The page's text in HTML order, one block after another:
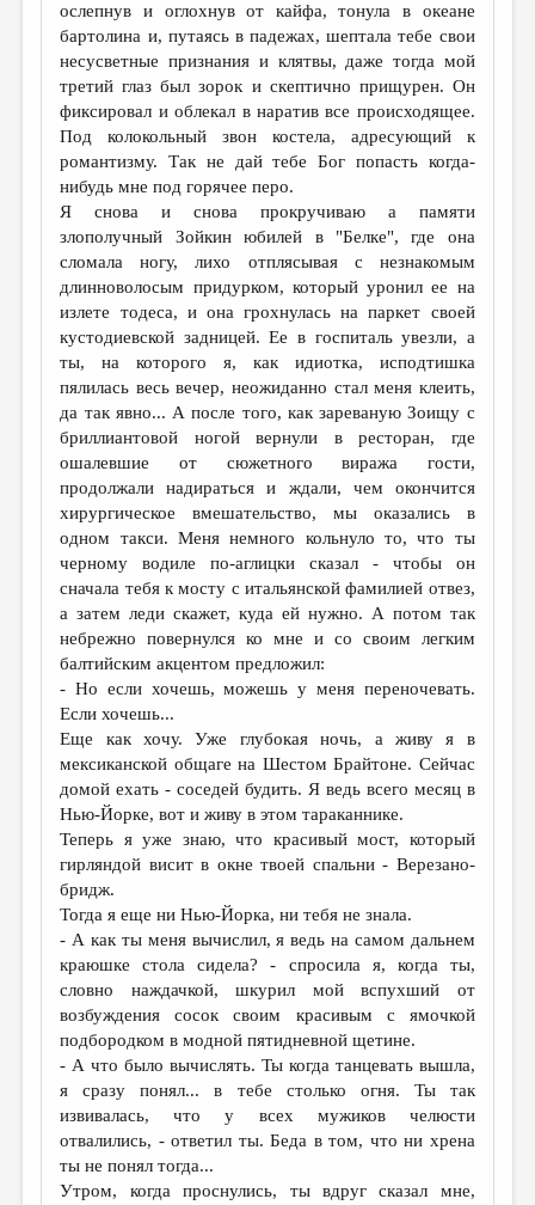
РЕДКОЛЛЕГИЯ
ОТ РЕДАКЦИИ
МАЛАЯ ПРОЗА
ЭССЕИСТИКА
ЛИТЕРАТУРОВЕДЕНИЕ
КУЛЬТУРОВЕДЕНИЕ
ПУБЛИЦИСТИКА
РЕЦЕНЗИРОВАНИЕ
ЦИКЛЫ ПУБЛИКАЦИЙ
ТРЕДИАКОВСКИЙ
МЕДИА
ВКОНТАКТЕ
ослепнув и оглохнув от кайфа, тонула в океане
бартолина и, путаясь в падежах, шептала тебе свои
несусветные признания и клятвы, даже тогда мой
третий глаз был зорок и скептично прищурен. Он
фиксировал и облекал в наратив все происходящее.
Под колокольный звон костела, адресующий к
романтизму. Так не дай тебе Бог попасть когда-
нибудь мне под горячее перо.
Я снова и снова прокручиваю а памяти
злополучный Зойкин юбилей в "Белке", где она
сломала ногу, лихо отплясывая с незнакомым
длинноволосым придурком, который уронил ее на
излете тодeса, и она грохнулась на паркет своей
кустодиевской задницей. Ее в госпиталь увезли, а
ты, на которого я, как идиотка, исподтишка
пялилась весь вечер, неожиданно стал меня клеить,
да так явно... А после того, как зареваную Зоищу с
бриллиантовой ногой вернули в ресторан, где
ошалевшие от сюжетного виража гости,
продолжали надираться и ждали, чем окончится
хирургическое вмешательство, мы оказались в
одном такси. Меня немного кольнуло то, что ты
черному водиле по-аглицки сказал - чтобы он
сначала тебя к мосту с итальянской фамилией отвез,
а затем леди скажет, куда ей нужно. А потом так
небрежно повернулся ко мне и со своим легким
балтийским акцентом предложил:
- Но если хочешь, можешь у меня переночевать.
Если хочешь...
Еще как хочу. Уже глубокая ночь, а живу я в
мексиканской общаге на Шестом Брайтоне. Сейчас
домой ехать - соседей будить. Я ведь всего месяц в
Нью-Йорке, вот и живу в этом тараканнике.
Теперь я уже знаю, что красивый мост, который
гирляндой висит в окне твоей спальни - Верезано-
бридж.
Тогда я еще ни Нью-Йорка, ни тебя не знала.
- А как ты меня вычислил, я ведь на самом дальнем
краюшке стола сидела? - спросила я, когда ты,
словно наждачкой, шкурил мой вспухший от
возбуждения сосок своим красивым с ямочкой
подбородком в модной пятидневной щетине.
- А что было вычислять. Ты когда танцевать вышла,
я сразу понял... в тебе столько огня. Ты так
извивалась, что у всех мужиков челюсти
отвалились, - ответил ты. Беда в том, что ни хрена
ты не понял тогда...
Утром, когда проснулись, ты вдруг сказал мне,